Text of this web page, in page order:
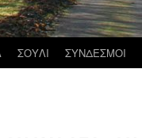
ΣΟΥΛΙ ΣΥΝΔΕΣΜΟΙ